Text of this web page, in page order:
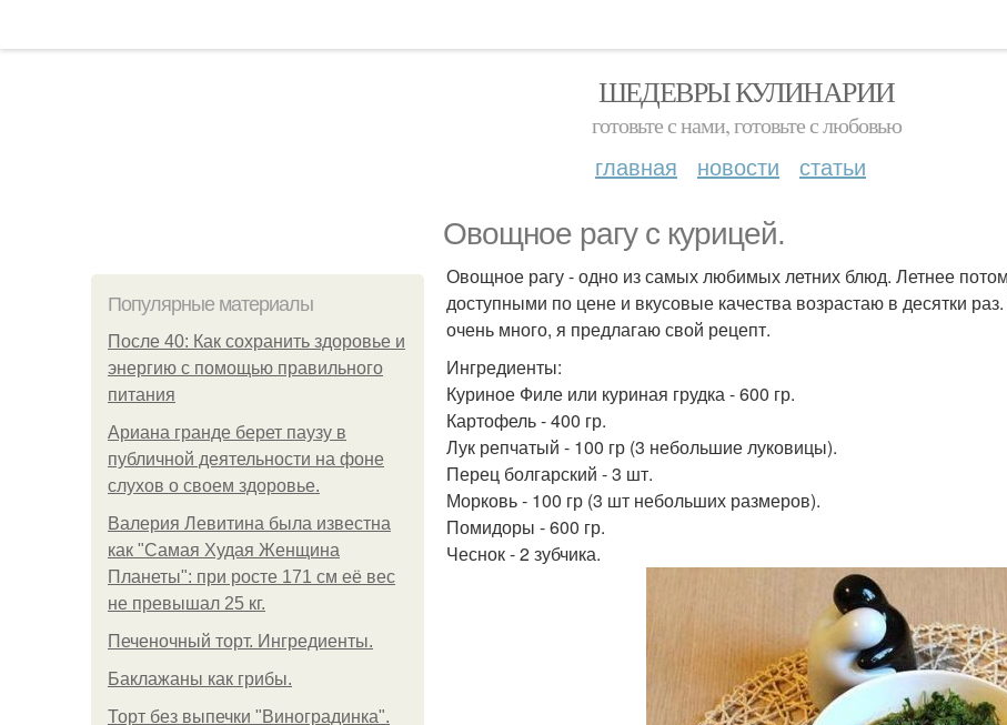
ШЕДЕВРЫ КУЛИНАРИИ
готовьте с нами, готовьте с любовью
главная новости статьи
Овощное рагу с курицей.
Популярные материалы
После 40: Как сохранить здоровье и
энергию с помощью правильного
питания
Ариана гранде берет паузу в
публичной деятельности на фоне
слухов о своем здоровье.
Валерия Левитина была известна
как "Самая Худая Женщина
Планеты": при росте 171 см её вес
не превышал 25 кг.
Печеночный торт. Ингредиенты.
Баклажаны как грибы.
Торт без выпечки "Виноградинка".
Овощное рагу - одно из самых любимых летних блюд. Летнее
доступными по цене и вкусовые качества возрастаю в десятки
очень много, я предлагаю свой рецепт.
Ингредиенты:
Куриное Филе или куриная грудка - 600 гр.
Картофель - 400 гр.
Лук репчатый - 100 гр (3 небольшие луковицы).
Перец болгарский - 3 шт.
Морковь - 100 гр (3 шт небольших размеров).
Помидоры - 600 гр.
Чеснок - 2 зубчика.